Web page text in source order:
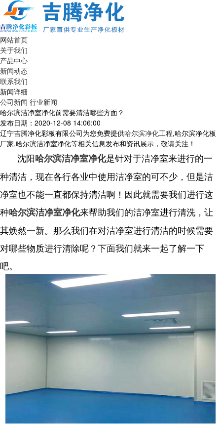
网站首页
关于我们
产品中心
新闻动态
联系我们
新闻详细
公司新闻 行业新闻
哈尔滨洁净室净化前需要清洁哪些方面？
发布日期：2020-12-08 14:06:00
辽宁吉腾净化彩板有限公司为您免费提供哈尔滨净化工程,哈尔滨净化板
厂家,哈尔滨洁净室净化等相关信息发布和资讯展示，敬请关注！
沈阳哈尔滨洁净室净化是针对于洁净室来进行的一
种清洁，现在各行各业中使用洁净室的可不少，但是洁
净室也不能一直都保持清洁啊！因此就需要我们进行这
种哈尔滨洁净室净化来帮助我们的洁净室进行清洗，让
其焕然一新。那么我们在对洁净室进行清洁的时候需要
对哪些物质进行清除呢？下面我们就来一起了解一下
吧。